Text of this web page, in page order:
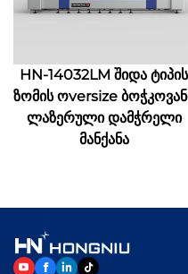
HN-14032LM შიდა ტიპის
ზომის ოversize
ლაზერული დამჭრელი
მანქანა